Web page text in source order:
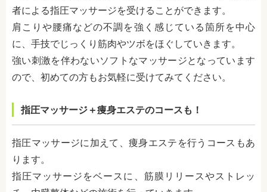
者による指圧マッサージを受けることができます。
肩こりや腰痛などの不調を強く感じている箇所を中心
に、手技でじっくり筋肉やツボをほぐしていきます。
強い刺激を伴わないソフトなマッサージとなっています
ので、初めての方もお気軽に受けてみてください。
指圧マッサージ＋痩身エステのコースも！
指圧マッサージに加えて、痩身エステを行うコースもあ
ります。
指圧マッサージをベースに、筋膜リリースやストレッ